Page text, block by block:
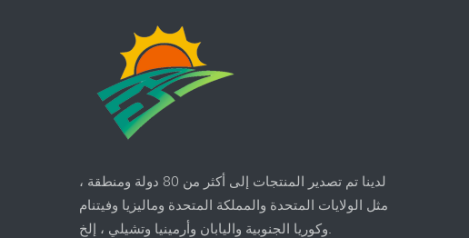
لدينا تم تصدير المنتجات إلى أكثر من 80 دولة ومنطقة ،
مثل الولايات المتحدة والمملكة المتحدة وماليزيا وفيتنام
وكوريا الجنوبية واليابان وأرمينيا وتشيلي ، إلخ.